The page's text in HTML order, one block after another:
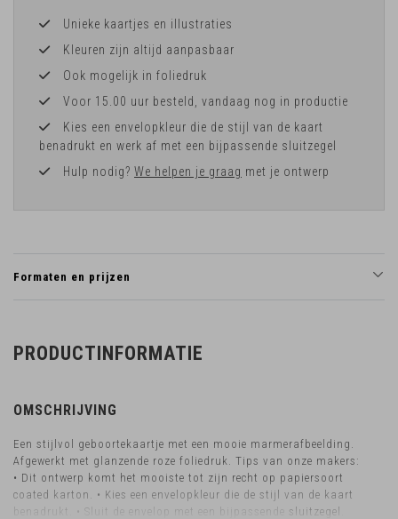
Unieke kaartjes en illustraties
Kleuren zijn altijd aanpasbaar
Ook mogelijk in foliedruk
Voor 15.00 uur besteld, vandaag nog in productie
Kies een envelopkleur die de stijl van de kaart
benadrukt en werk af met een bijpassende sluitzegel
Hulp nodig? We helpen je graag met je ontwerp
Formaten en prijzen
PRODUCTINFORMATIE
OMSCHRIJVING
Een stijlvol geboortekaartje met een mooie marmerafbeelding.
Afgewerkt met glanzende roze foliedruk. Tips van onze makers:
• Dit ontwerp komt het mooiste tot zijn recht op papiersoort
coated karton. • Kies een envelopkleur die de stijl van de kaart
benadrukt. • Sluit de envelop met een bijpassende sluitzegel